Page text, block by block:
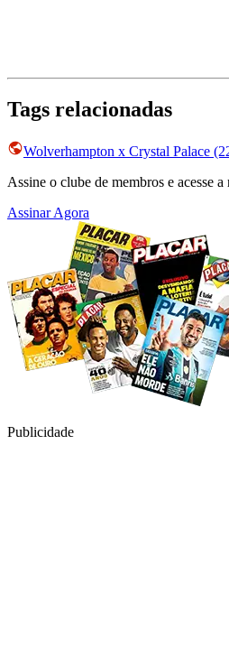
Tags relacionadas
Wolverhampton x Crystal Palace
Assine o clube de membros e acesse
Assinar Agora
Publicidade